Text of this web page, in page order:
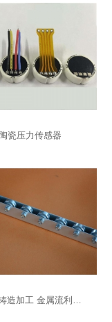
陶瓷压力传感器
不锈钢铸造加工 金属流利条-导轨